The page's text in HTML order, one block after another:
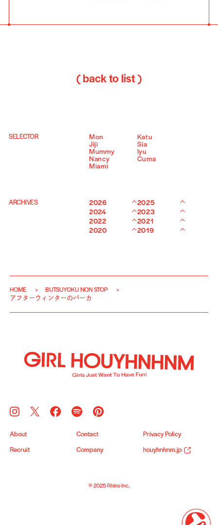
( back to list )
SELECTOR Mon
Katu
Jiji
Sia
Mummy
Iyu
Nancy
Cuma
Miami
ARCHIVES 2026
2025
2024
2023
2022
2021
2020
2019
HOME
BUTSUYOKU NON STOP
アフターウィンターのパーカ
About Contact Privacy Policy
Recruit Company houyhnhnm.jp
© 2025 Rhino Inc.